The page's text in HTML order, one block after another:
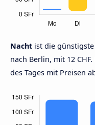
Nacht ist die
nach Berlin, mit 12 CHF.
des Tages mit Preisen